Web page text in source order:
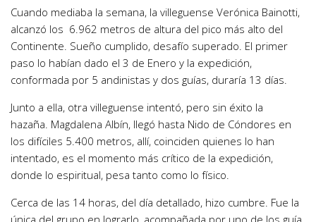
Cuando mediaba la semana, la villeguense Verónica Bainotti,
alcanzó los 6.962 metros de altura del pico más alto del
Continente. Sueño cumplido, desafío superado. El primer
paso lo habían dado el 3 de Enero y la expedición,
conformada por 5 andinistas y dos guías, duraría 13 días.
Junto a ella, otra villeguense intentó, pero sin éxito la
hazaña. Magdalena Albín, llegó hasta Nido de Cóndores en
los difíciles 5.400 metros, allí, coinciden quienes lo han
intentado, es el momento más crítico de la expedición,
donde lo espiritual, pesa tanto como lo físico.
Cerca de las 14 horas, del día detallado, hizo cumbre. Fue la